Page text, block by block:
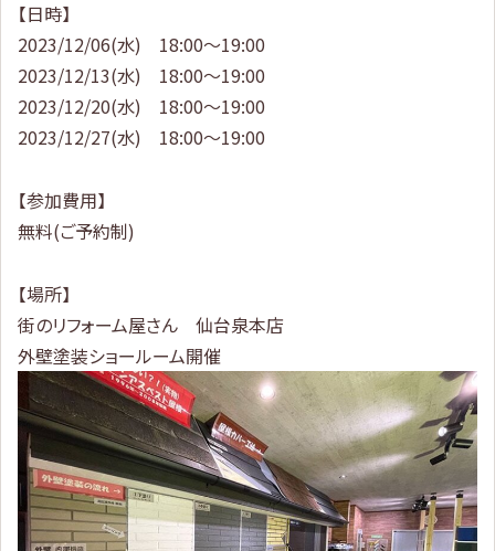
【日時】
2023/12/06(水) 18:00～19:00
2023/12/13(水) 18:00～19:00
2023/12/20(水) 18:00～19:00
2023/12/27(水) 18:00～19:00
【参加費用】
無料(ご予約制)
【場所】
街のリフォーム屋さん 仙台泉本店
外壁塗装ショールーム開催